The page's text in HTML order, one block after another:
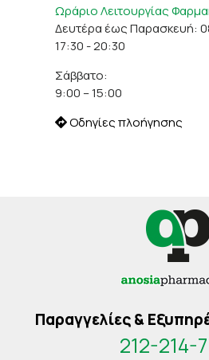
Ωράριο Λειτουργίας
Δευτέρα έως Παρασκευή:
17:30 - 20:30
Σάββατο:
9:00 – 15:00
Οδηγίες πλοήγησης
Παραγγελίες &
212-214-